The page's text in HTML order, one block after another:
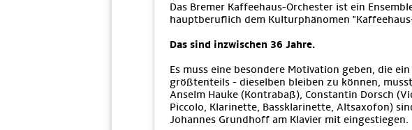
Das Bremer Kaffeehaus-Orchester ist ein
hauptberuflich dem Kulturphänomen
Das sind inzwischen 36 Jahre.
Es muss eine besondere Motivation geben, die
größtenteils - dieselben bleiben zu können,
Anselm Hauke (Kontrabaß), Constantin Dorsch
Piccolo, Klarinette, Bassklarinette, Altsaxofon)
Johannes Grundhoff am Klavier mit eingestiegen.